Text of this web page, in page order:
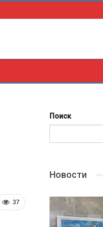
37
Поиск
Новости